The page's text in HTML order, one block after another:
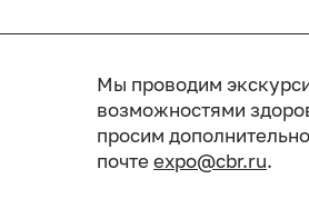
Мы проводим
возможностями
просим
почтеexpo@cbr.ru.